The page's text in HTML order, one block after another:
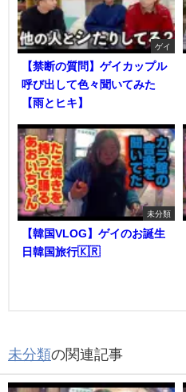
ゲイ
【禁断の質問】ゲイカップル
呼び出して色々聞いてみた
【雨とヒキ】
未分類
【韓国VLOG】ゲイのお誕生
日韓国旅行🇰🇷
未分類の関連記事